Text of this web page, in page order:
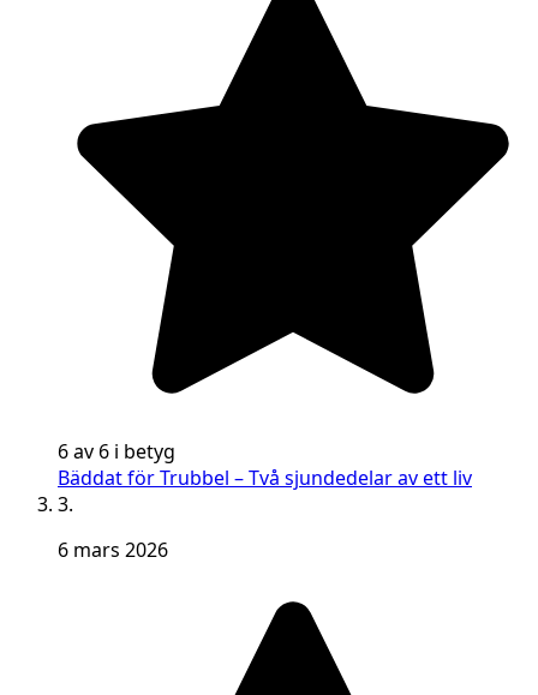
6 av 6 i betyg
Bäddat för Trubbel – Två sjundedelar av ett liv
3.
6 mars 2026